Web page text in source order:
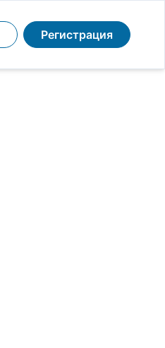
Регистрация